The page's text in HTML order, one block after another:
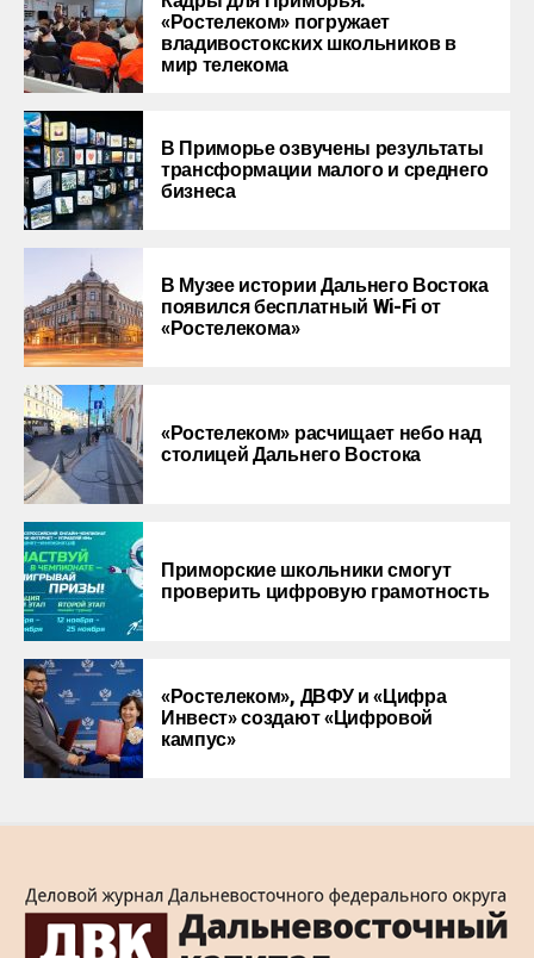
«Ростелеком» погружает
владивостокских школьников в
мир телекома
В Приморье озвучены результаты
трансформации малого и среднего
бизнеса
В Музее истории Дальнего Востока
появился бесплатный Wi-Fi от
«Ростелекома»
«Ростелеком» расчищает небо над
столицей Дальнего Востока
Приморские школьники смогут
проверить цифровую грамотность
«Ростелеком», ДВФУ и «Цифра
Инвест» создают «Цифровой
кампус»